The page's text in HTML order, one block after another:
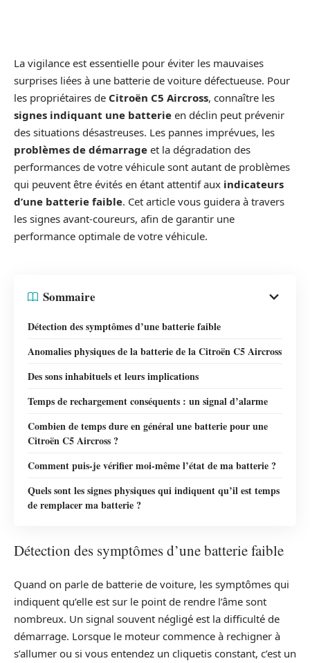
La vigilance est essentielle pour éviter les mauvaises
surprises liées à une batterie de voiture défectueuse. Pour
les propriétaires de Citroën C5 Aircross, connaître les
signes indiquant une batterie en déclin peut prévenir
des situations désastreuses. Les pannes imprévues, les
problèmes de démarrage et la dégradation des
performances de votre véhicule sont autant de problèmes
qui peuvent être évités en étant attentif aux indicateurs
d’une batterie faible. Cet article vous guidera à travers
les signes avant-coureurs, afin de garantir une
performance optimale de votre véhicule.
Sommaire
Détection des symptômes d’une batterie faible
Anomalies physiques de la batterie de la Citroën C5 Aircross
Des sons inhabituels et leurs implications
Temps de rechargement conséquents : un signal d’alarme
Combien de temps dure en général une batterie pour une
Citroën C5 Aircross ?
Comment puis-je vérifier moi-même l’état de ma batterie ?
Quels sont les signes physiques qui indiquent qu’il est temps
de remplacer ma batterie ?
Détection des symptômes d’une batterie faible
Quand on parle de batterie de voiture, les symptômes qui
indiquent qu’elle est sur le point de rendre l’âme sont
nombreux. Un signal souvent négligé est la difficulté de
démarrage. Lorsque le moteur commence à rechigner à
s’allumer ou si vous entendez un cliquetis constant, c’est un